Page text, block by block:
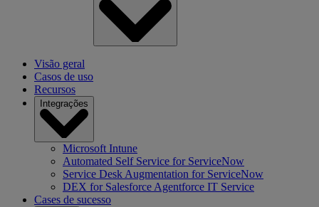
Visão geral
Casos de uso
Recursos
Integrações
Microsoft Intune
Automated Self Service for ServiceNow
Service Desk Augmentation for ServiceNow
DEX for Salesforce Agentforce IT Service
Cases de sucesso